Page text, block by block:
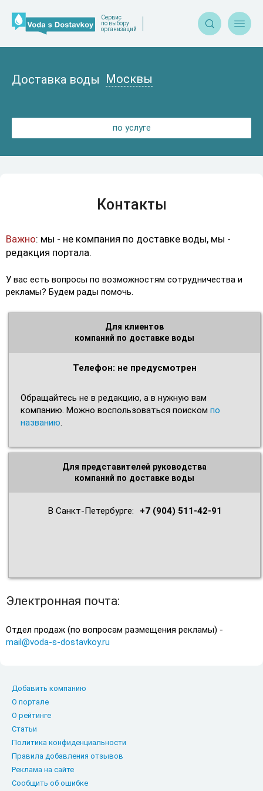
Сервис
по выбору
организаций
Доставка воды Москвы
 
по услуге
Контакты
Важно: мы - не компания по доставке воды, мы -
редакция портала.
У вас есть вопросы по возможностям сотрудничества и
рекламы? Будем рады помочь.
Для клиентов
компаний по доставке воды
Телефон: не предусмотрен
Обращайтесь не в редакцию, а в нужную вам
компанию. Можно воспользоваться поиском по
названию.
Для представителей руководства
компаний по доставке воды
В Санкт‑Петербурге: +7 (904) 511-42-91
Электронная почта:
Отдел продаж (по вопросам размещения рекламы) -
mail@voda-s-dostavkoy.ru
Добавить компанию
О портале
О рейтинге
Статьи
Политика конфиденциальности
Правила добавления отзывов
Реклама на сайте
Сообщить об ошибке